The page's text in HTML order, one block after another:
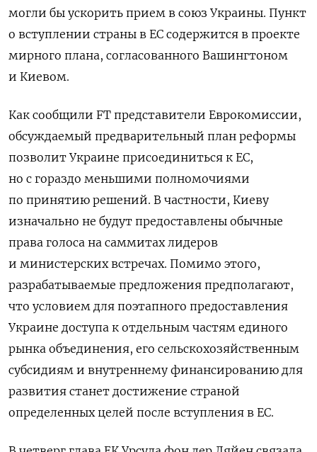
могли бы ускорить прием в союз Украины. Пункт
о вступлении страны в ЕС содержится в проекте
мирного плана, согласованного Вашингтоном
и Киевом.
Как сообщили FT представители Еврокомиссии,
обсуждаемый предварительный план реформы
позволит Украине присоединиться к ЕС,
но с гораздо меньшими полномочиями
по принятию решений. В частности, Киеву
изначально не будут предоставлены обычные
права голоса на саммитах лидеров
и министерских встречах. Помимо этого,
разрабатываемые предложения предполагают,
что условием для поэтапного предоставления
Украине доступа к отдельным частям единого
рынка объединения, его сельскохозяйственным
субсидиям и внутреннему финансированию для
развития станет достижение страной
определенных целей после вступления в ЕС.